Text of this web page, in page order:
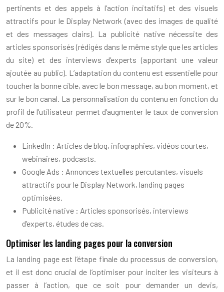
pertinents et des appels à l’action incitatifs) et des visuels
attractifs pour le Display Network (avec des images de qualité
et des messages clairs). La publicité native nécessite des
articles sponsorisés (rédigés dans le même style que les articles
du site) et des interviews d’experts (apportant une valeur
ajoutée au public). L’adaptation du contenu est essentielle pour
toucher la bonne cible, avec le bon message, au bon moment, et
sur le bon canal. La personnalisation du contenu en fonction du
profil de l’utilisateur permet d’augmenter le taux de conversion
de 20%.
LinkedIn : Articles de blog, infographies, vidéos courtes,
webinaires, podcasts.
Google Ads : Annonces textuelles percutantes, visuels
attractifs pour le Display Network, landing pages
optimisées.
Publicité native : Articles sponsorisés, interviews
d’experts, études de cas.
Optimiser les landing pages pour la conversion
La landing page est l’étape finale du processus de conversion,
et il est donc crucial de l’optimiser pour inciter les visiteurs à
passer à l’action, que ce soit pour demander un devis,